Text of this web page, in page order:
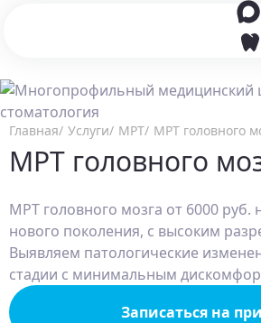
Главная Услуги МРТ МРТ головного
МРТ головного
МРТ головного мозга от 6000 руб.
нового поколения, с высоким
Выявляем патологические
стадии с минимальным
Записаться на